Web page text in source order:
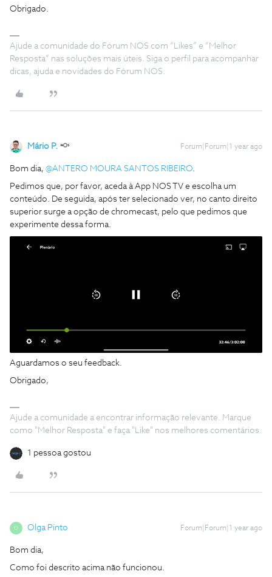
Obrigado.
Ajude a comunidade do Fórum NOS com “Likes” e “Melhor
Resposta” nas soluções mais úteis. Siga o perfil para acompanhar
dicas, ajuda e novidades do Fórum NOS.
Mário P. Forum|Forum|1 year ago
Bom dia, @ANTERO MOURA SANTOS RIBEIRO.
Pedimos que, por favor, aceda à App NOS TV e escolha um
conteúdo. De seguida, após ter selecionado ver, no canto direito
superior surge a opção de chromecast, pelo que pedimos que
experimente dessa forma.
Aguardamos o seu feedback.
Obrigado,
Ajude a comunidade a encontrar informação relevante. Marque
como "Melhor Resposta" e faça "Like" nos melhores comentários.
1 pessoa gostou
O Olga Pinto Forum|Forum|1 year ago
Bom dia,
Como foi descrito acima não funcionou.